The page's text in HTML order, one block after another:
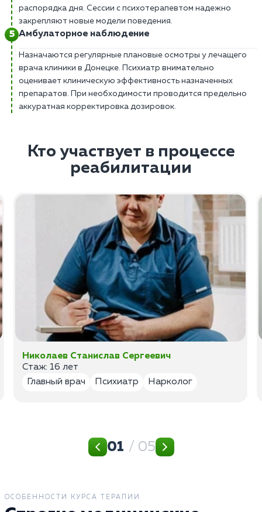
распорядка дня. Сессии с психотерапевтом надежно
закрепляют новые модели поведения.
Амбулаторное наблюдение
Назначаются регулярные плановые осмотры у лечащего
врача клиники в Донецке. Психиатр внимательно
оценивает клиническую эффективность назначенных
препаратов. При необходимости проводится предельно
аккуратная корректировка дозировок.
Кто участвует в процессе
реабилитации
Николаев Станислав Сергеевич
Стаж: 16 лет
Главный врач
Психиатр Нарколог
01 / 05
ОСОБЕННОСТИ КУРСА ТЕРАПИИ